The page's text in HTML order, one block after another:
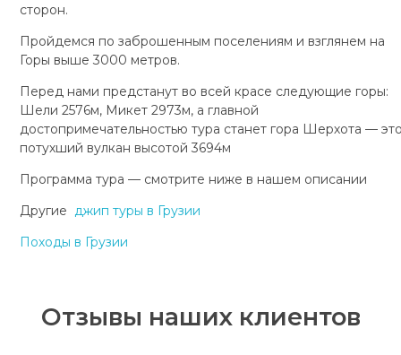
сторон.
Пройдемся по заброшенным поселениям и взглянем на
Горы выше 3000 метров.
Перед нами предстанут во всей красе следующие горы:
Шели 2576м, Микет 2973м, а главной
достопримечательностью тура станет гора Шерхота —
потухший вулкан высотой 3694м
Программа тура — смотрите ниже в нашем описании
Другие джип туры в Грузии
Походы в Грузии
Отзывы наших клиентов